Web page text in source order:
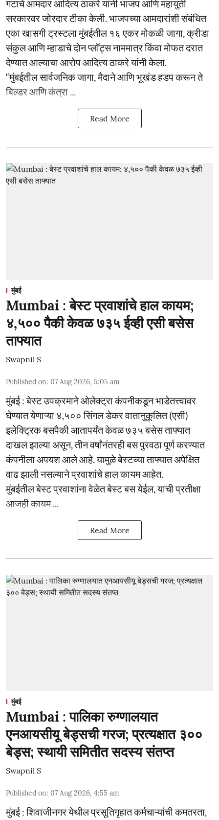
गटाचे आमदार आदित्य ठाकरे यांनी भाजप आणि महायुती
सरकारवर जोरदार टीका केली. भाजपच्या आमदारांशी संबंधित
एका खासगी ट्रस्टला मुंबईतील १६ एकर मोकळी जागा, क्रीडा
संकुल आणि म्हाडाचे दोन प्लॉट्स नाममात्र किंवा मोफत दरात
देण्यात आल्याचा आरोप आदित्य ठाकरे यांनी केला.
“मुंबईतील सार्वजनिक जागा, मैदाने आणि भूखंड हडप करून ते
बिल्डर आणि कंत्रा ...
Read More
मुंबई
Mumbai : बेस्ट प्रवाशांचे हाल कायम;
४,५०० पैकी केवळ ७३५ ईव्ही एसी बसेस
ताफ्यात
Swapnil S
Published on: 07 Aug 2026, 5:05 am
मुंबई : बेस्ट उपक्रमाने ओलेक्ट्रा कंपनीकडून भाडेतत्त्वावर
घेण्यात येणाऱ्या ४,५०० सिंगल डेकर वातानुकूलित (एसी)
इलेक्ट्रिक बसपैकी आतापर्यंत केवळ ७३५ बसेस ताफ्यात
दाखल झाल्या असून, तीन वर्षांनंतरही बस पुरवठा पूर्ण करण्यात
कंपनीला अपयश आले आहे. यामुळे बेस्टच्या ताफ्यात अपेक्षित
वाढ झाली नसल्याने प्रवाशांचे हाल कायम आहेत.
मुंबईतील बेस्ट प्रवाशांना वेळेत बेस्ट बस येईल, याची प्रतीक्षा
आजही कायम ...
Read More
मुंबई
Mumbai : पालिका रुग्णालयात
एनआयसीयू बेड्सची गरज; प्रत्यक्षात ३००
बेड्स; स्थायी समितीत सदस्य संतप्त
Swapnil S
Published on: 07 Aug 2026, 4:55 am
मुंबई : शिवाजीनगर येथील प्रसूतिगृहात कर्मचाऱ्यांची कमतरता,